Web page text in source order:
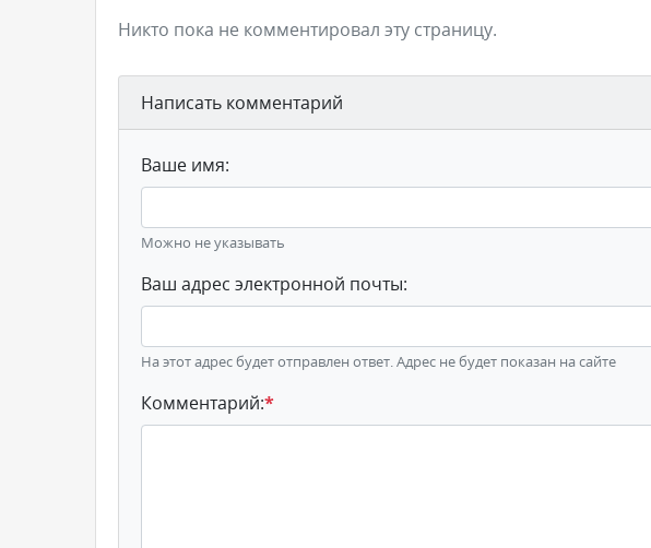
Никто пока не комментировал эту страницу.
Написать комментарий
Ваше имя:
Можно не указывать
Ваш адрес электронной почты:
На этот адрес будет отправлен ответ. Адрес не будет показан на сайте
Комментарий:*